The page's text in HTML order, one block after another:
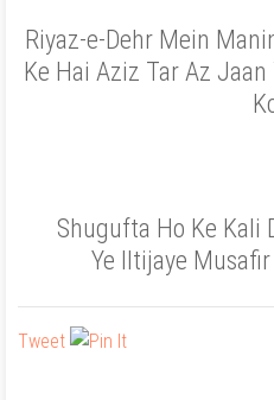
Riyaz-e-Dehr Mein
Ke Hai Aziz Tar Az
Shugufta Ho Ke Kali
Ye Iltijaye
Tweet